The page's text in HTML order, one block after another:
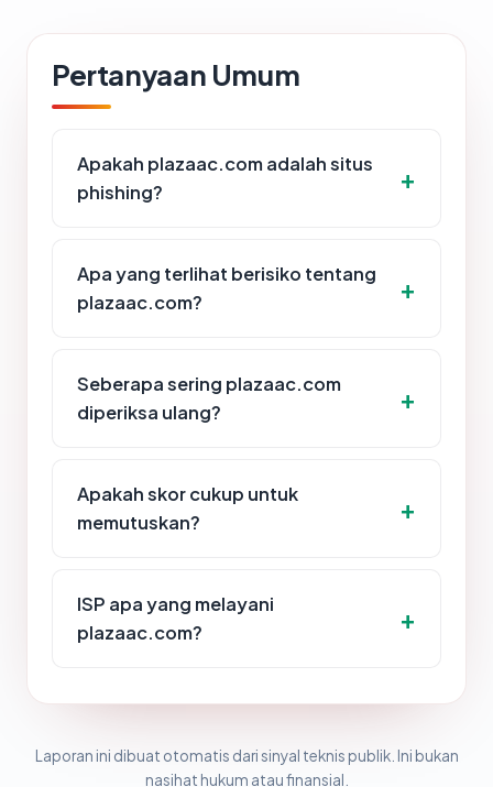
Pertanyaan Umum
Apakah plazaac.com adalah situs
phishing?
Apa yang terlihat berisiko tentang
plazaac.com?
Seberapa sering plazaac.com
diperiksa ulang?
Apakah skor cukup untuk
memutuskan?
ISP apa yang melayani
plazaac.com?
Laporan ini dibuat otomatis dari sinyal teknis publik. Ini bukan
nasihat hukum atau finansial.